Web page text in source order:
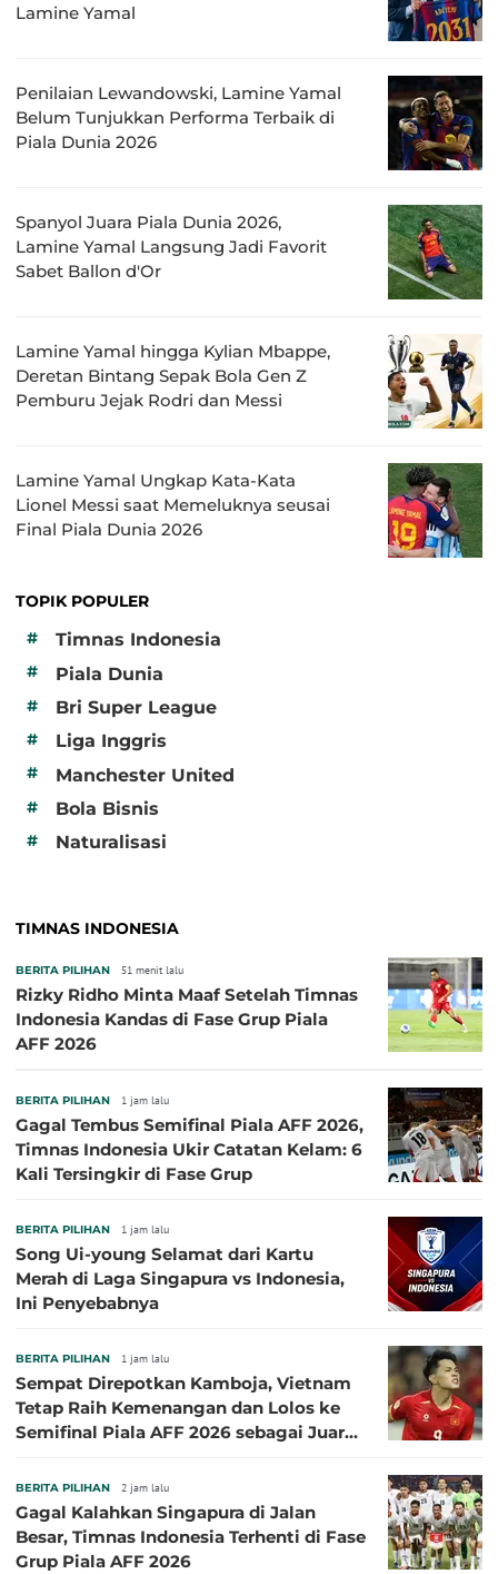
Lamine Yamal
Penilaian Lewandowski, Lamine Yamal
Belum Tunjukkan Performa Terbaik di
Piala Dunia 2026
Spanyol Juara Piala Dunia 2026,
Lamine Yamal Langsung Jadi Favorit
Sabet Ballon d'Or
Lamine Yamal hingga Kylian Mbappe,
Deretan Bintang Sepak Bola Gen Z
Pemburu Jejak Rodri dan Messi
Lamine Yamal Ungkap Kata-Kata
Lionel Messi saat Memeluknya seusai
Final Piala Dunia 2026
TOPIK POPULER
#
Timnas Indonesia
# Piala Dunia
# Bri Super League
# Liga Inggris
# Manchester United
# Bola Bisnis
# Naturalisasi
TIMNAS INDONESIA
BERITA PILIHAN 51 menit lalu
Rizky Ridho Minta Maaf Setelah Timnas
Indonesia Kandas di Fase Grup Piala
AFF 2026
BERITA PILIHAN 1 jam lalu
Gagal Tembus Semifinal Piala AFF 2026,
Timnas Indonesia Ukir Catatan Kelam: 6
Kali Tersingkir di Fase Grup
BERITA PILIHAN 1 jam lalu
Song Ui-young Selamat dari Kartu
Merah di Laga Singapura vs Indonesia,
Ini Penyebabnya
BERITA PILIHAN 1 jam lalu
Sempat Direpotkan Kamboja, Vietnam
Tetap Raih Kemenangan dan Lolos ke
Semifinal Piala AFF 2026 sebagai Juara
BERITA PILIHAN 2 jam lalu
Gagal Kalahkan Singapura di Jalan
Besar, Timnas Indonesia Terhenti di Fase
Grup Piala AFF 2026